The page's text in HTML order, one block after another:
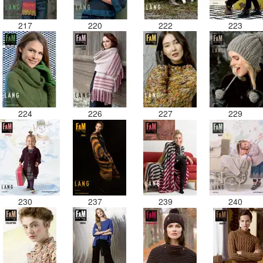
217 220 222 223
224 226 227 229
230 237 239 240